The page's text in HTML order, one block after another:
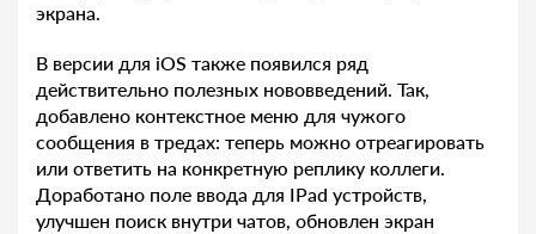
экрана.
В версии для iOS также появился ряд
действительно полезных нововведений. Так,
добавлено контекстное меню для чужого
сообщения в тредах: теперь можно отреагировать
или ответить на конкретную реплику коллеги.
Доработано поле ввода для IPad устройств,
улучшен поиск внутри чатов, обновлен экран